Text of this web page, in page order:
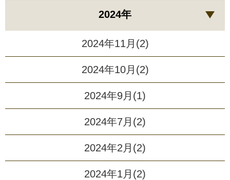
2024年
2024年11月(2)
2024年10月(2)
2024年9月(1)
2024年7月(2)
2024年2月(2)
2024年1月(2)